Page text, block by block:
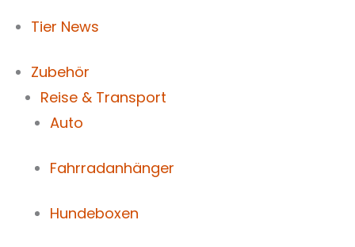
Tier News
Zubehör
Reise & Transport
Auto
Fahrradanhänger
Hundeboxen